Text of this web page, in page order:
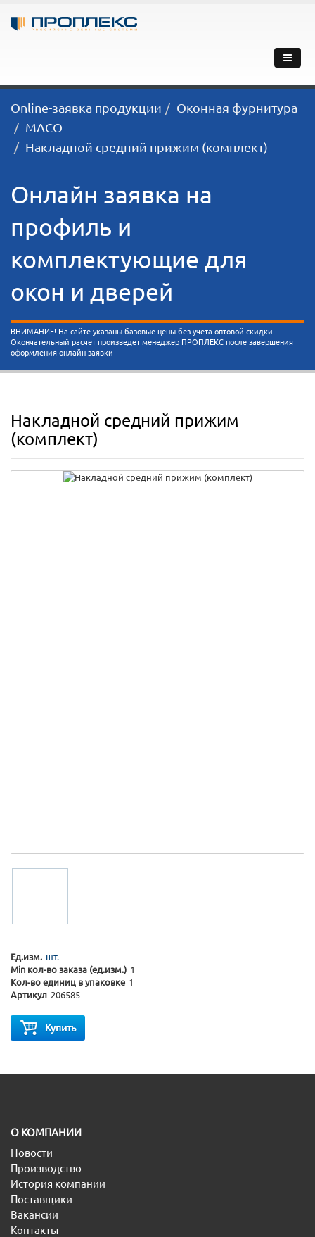
Online-заявка продукции
Оконная фурнитура
MACO
Накладной средний прижим (комплект)
Онлайн заявка на
профиль и
комплектующие для
окон и дверей
ВНИМАНИЕ! На сайте указаны базовые цены без учета оптовой скидки.
Окончательный расчет произведет менеджер ПРОПЛЕКС после завершения
оформления онлайн-заявки
Накладной средний прижим
(комплект)
Ед.изм. шт.
Min кол-во заказа (ед.изм.) 1
Кол-во единиц в упаковке 1
Артикул 206585
Купить
O КОМПАНИИ
Новости
Производство
История компании
Поставщики
Вакансии
Контакты